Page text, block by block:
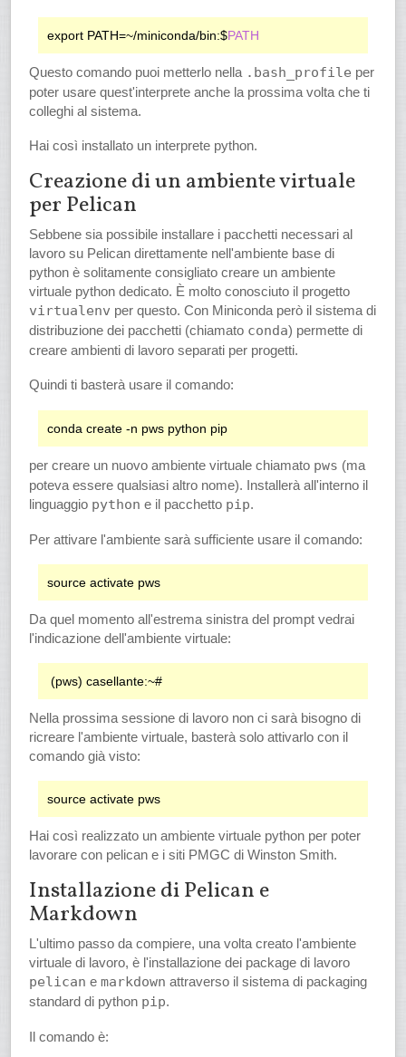
export PATH=~/miniconda/bin:$PATH
Questo comando puoi metterlo nella .bash_profile per
poter usare quest'interprete anche la prossima volta che ti
colleghi al sistema.
Hai così installato un interprete python.
Creazione di un ambiente virtuale
per Pelican
Sebbene sia possibile installare i pacchetti necessari al
lavoro su Pelican direttamente nell'ambiente base di
python è solitamente consigliato creare un ambiente
virtuale python dedicato. È molto conosciuto il progetto
virtualenv per questo. Con Miniconda però il sistema di
distribuzione dei pacchetti (chiamato conda) permette di
creare ambienti di lavoro separati per progetti.
Quindi ti basterà usare il comando:
per creare un nuovo ambiente virtuale chiamato pws (ma
poteva essere qualsiasi altro nome). Installerà all'interno il
linguaggio python e il pacchetto pip.
Per attivare l'ambiente sarà sufficiente usare il comando:
Da quel momento all'estrema sinistra del prompt vedrai
l'indicazione dell'ambiente virtuale:
Nella prossima sessione di lavoro non ci sarà bisogno di
ricreare l'ambiente virtuale, basterà solo attivarlo con il
comando già visto:
Hai così realizzato un ambiente virtuale python per poter
lavorare con pelican e i siti PMGC di Winston Smith.
Installazione di Pelican e
Markdown
L'ultimo passo da compiere, una volta creato l'ambiente
virtuale di lavoro, è l'installazione dei package di lavoro
pelican emarkdown attraverso il sistema di packaging
standard di python pip.
Il comando è: